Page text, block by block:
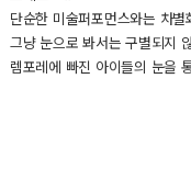
단순한 미술퍼포먼스와는 차
그냥 눈으로 봐서는 구별되지
렘포레에 빠진 아이들의 눈을